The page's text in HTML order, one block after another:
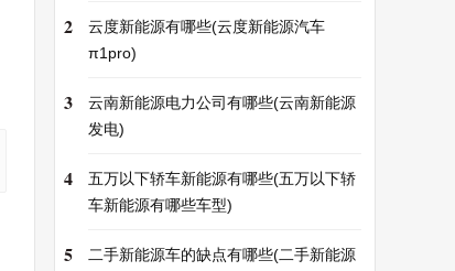
2
云度新能源有哪些(云度新能源汽车
π1pro)
3
云南新能源电力公司有哪些(云南新能源
发电)
4
五万以下轿车新能源有哪些(五万以下轿
车新能源有哪些车型)
5
二手新能源车的缺点有哪些(二手新能源